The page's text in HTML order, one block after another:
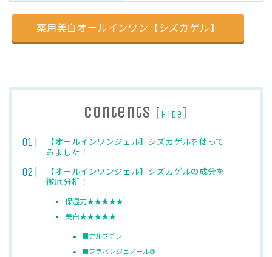
薬用美白オールインワン【シズカゲル】
Contents [ hide]
【オールインワンジェル】シズカゲルを使って
みました！
【オールインワンジェル】シズカゲルの成分を
徹底分析！
保湿力★★★★★
美白★★★★★
■アルブチン
■フラバンジェノール®